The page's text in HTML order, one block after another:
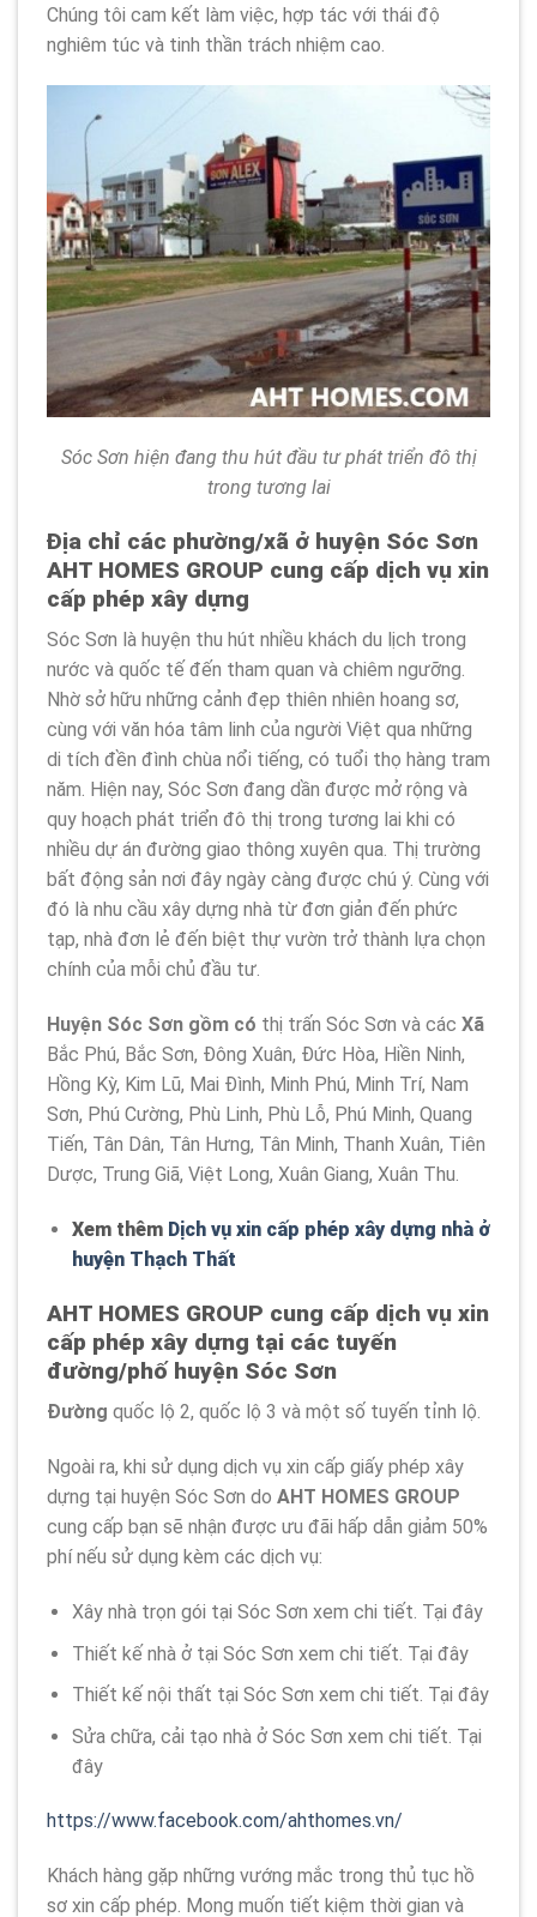
Chúng tôi cam kết làm việc, hợp tác với thái độ
nghiêm túc và tinh thần trách nhiệm cao.
Sóc Sơn hiện đang thu hút đầu tư phát triển đô thị
trong tương lai
Địa chỉ các phường/xã ở huyện Sóc Sơn
AHT HOMES GROUP cung cấp dịch vụ xin
cấp phép xây dựng
Sóc Sơn là huyện thu hút nhiều khách du lịch trong
nước và quốc tế đến tham quan và chiêm ngưỡng.
Nhờ sở hữu những cảnh đẹp thiên nhiên hoang sơ,
cùng với văn hóa tâm linh của người Việt qua những
di tích đền đình chùa nổi tiếng, có tuổi thọ hàng tram
năm. Hiện nay, Sóc Sơn đang dần được mở rộng và
quy hoạch phát triển đô thị trong tương lai khi có
nhiều dự án đường giao thông xuyên qua. Thị trường
bất động sản nơi đây ngày càng được chú ý. Cùng với
đó là nhu cầu xây dựng nhà từ đơn giản đến phức
tạp, nhà đơn lẻ đến biệt thự vườn trở thành lựa chọn
chính của mỗi chủ đầu tư.
Huyện Sóc Sơn gồm có thị trấn Sóc Sơn và các Xã
Bắc Phú, Bắc Sơn, Đông Xuân, Đức Hòa, Hiền Ninh,
Hồng Kỳ, Kim Lũ, Mai Đình, Minh Phú, Minh Trí, Nam
Sơn, Phú Cường, Phù Linh, Phù Lỗ, Phú Minh, Quang
Tiến, Tân Dân, Tân Hưng, Tân Minh, Thanh Xuân, Tiên
Dược, Trung Giã, Việt Long, Xuân Giang, Xuân Thu.
Xem thêm Dịch vụ xin cấp phép xây dựng nhà ở
huyện Thạch Thất
AHT HOMES GROUP cung cấp dịch vụ xin
cấp phép xây dựng tại các tuyến
đường/phố huyện Sóc Sơn
Đường quốc lộ 2, quốc lộ 3 và một số tuyến tỉnh lộ.
Ngoài ra, khi sử dụng dịch vụ xin cấp giấy phép xây
dựng tại huyện Sóc Sơn do AHT HOMES GROUP
cung cấp bạn sẽ nhận được ưu đãi hấp dẫn giảm 50%
phí nếu sử dụng kèm các dịch vụ:
Xây nhà trọn gói tại Sóc Sơn xem chi tiết. Tại đây
Thiết kế nhà ở tại Sóc Sơn xem chi tiết. Tại đây
Thiết kế nội thất tại Sóc Sơn xem chi tiết. Tại đây
Sửa chữa, cải tạo nhà ở Sóc Sơn xem chi tiết. Tại
đây
https://www.facebook.com/ahthomes.vn/
Khách hàng gặp những vướng mắc trong thủ tục hồ
sơ xin cấp phép. Mong muốn tiết kiệm thời gian và